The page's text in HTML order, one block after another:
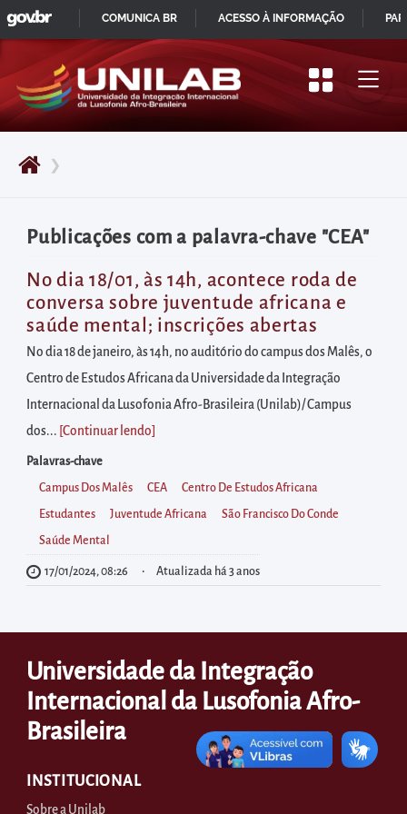
Pular
para
início
do
principal
Acessar
diretamente
o
menu
principal
Acessar
diretamente
à
área
para
realizar
buscas
internas
Acessar
informações
postas
no
❯
Publicações com a palavra-chave "CEA"
No dia 18/01, às 14h, acontece roda de
conversa sobre juventude africana e
saúde mental; inscrições abertas
No dia 18 de janeiro, às 14h, no auditório do campus dos Malês, o
Centro de Estudos Africana da Universidade da Integração
Internacional da Lusofonia Afro-Brasileira (Unilab)/ Campus
dos... [Continuar lendo
Palavras-chave
Campus Dos Malês CEA Centro De Estudos Africana
Estudantes Juventude Africana São Francisco Do Conde
Saúde Mental
17/01/2024, 08:26 Atualizada há 3 anos
Universidade da Integração
Internacional da Lusofonia Afro-
Brasileira
INSTITUCIONAL
Sobre a Unilab
IR
PARA
CONTEÚDO
GOVBR
COMUNICA BR ACESSO À INFORMAÇÃO